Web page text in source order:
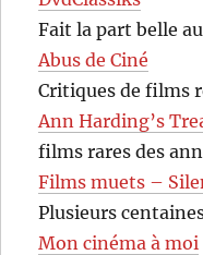
Fait la part belle
Abus de Ciné
Critiques de films
Ann Harding’s
films rares des
Films muets –
Plusieurs
Mon cinéma à moi